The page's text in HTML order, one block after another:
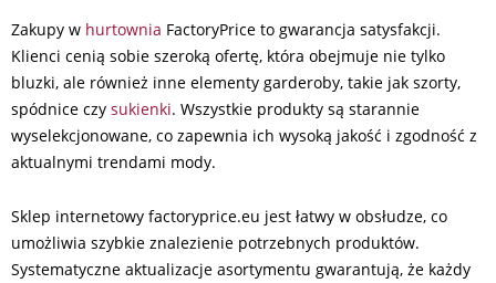
Zakupy w hurtownia FactoryPrice to gwarancja satysfakcji.
Klienci cenią sobie szeroką ofertę, która obejmuje nie tylko
bluzki, ale również inne elementy garderoby, takie jak szorty,
spódnice czy sukienki. Wszystkie produkty są starannie
wyselekcjonowane, co zapewnia ich wysoką jakość i zgodność z
aktualnymi trendami mody.
Sklep internetowy factoryprice.eu jest łatwy w obsłudze, co
umożliwia szybkie znalezienie potrzebnych produktów.
Systematyczne aktualizacje asortymentu gwarantują, że każdy